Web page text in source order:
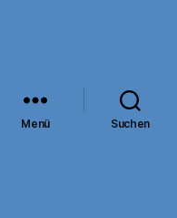
Menü Suchen